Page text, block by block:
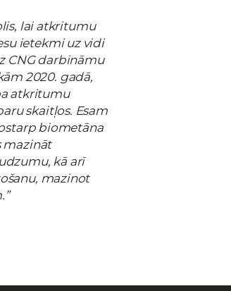
lai atkritumu
ietekmi uz vidi
CNG darbināmu
2020. gadā,
atkritumu
skaitļos. Esam
biometāna
mazināt
kā arī
mazinot